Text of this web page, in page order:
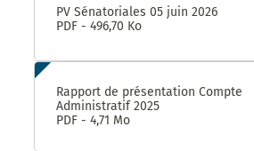
PV Sénatoriales 05 juin 2026
PDF - 496,70 Ko
Rapport de présentation Compte
Administratif 2025
PDF - 4,71 Mo